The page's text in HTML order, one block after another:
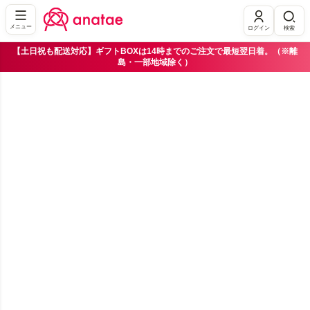
メニュー ログイン 検索
【土日祝も配送対応】ギフトBOXは14時までのご注文で最短翌日着。（※離
島・一部地域除く）